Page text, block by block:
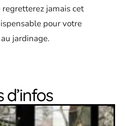
jamais cet
pour votre
jardinage.
d’infos